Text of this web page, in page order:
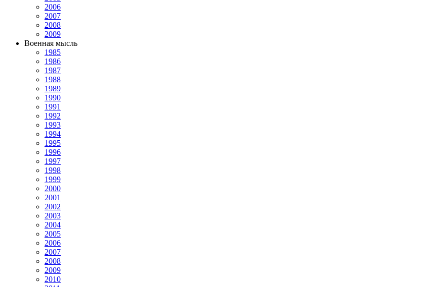
2006
2007
2008
2009
Военная мысль
1985
1986
1987
1988
1989
1990
1991
1992
1993
1994
1995
1996
1997
1998
1999
2000
2001
2002
2003
2004
2005
2006
2007
2008
2009
2010